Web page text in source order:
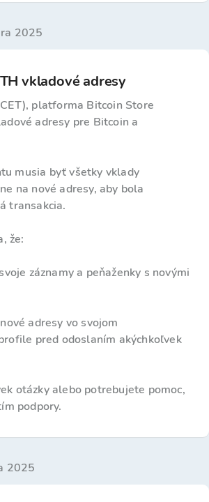
2025
vkladové adresy
platforma Bitcoin Store
adresy pre Bitcoin a
musia byť všetky vklady
na nové adresy, aby bola
transakcia.
že:
záznamy a peňaženky s novými
adresy vo svojom
pred odoslaním akýchkoľvek
otázky alebo potrebujete pomoc,
podpory.
2025